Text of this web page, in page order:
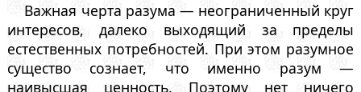
Важная черта разума — неограниченный круг
интересов, далеко выходящий за пределы
естественных потребностей. При этом разумное
существо сознает, что именно разум —
наивысшая ценность. Поэтому нет ничего